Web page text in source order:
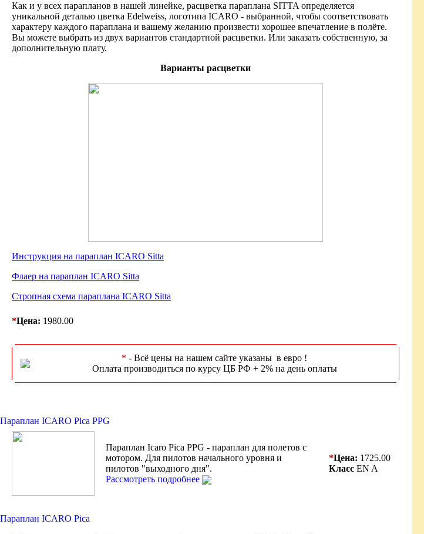
Как и у всех парапланов в нашей линейке, расцветка параплана SITTA определяется
уникальной деталью цветка Edelweiss, логотипа ICARO - выбранной, чтобы соответствовать
характеру каждого параплана и вашему желанию произвести хорошее впечатление в полёте.
Вы можете выбрать из двух вариантов стандартной расцветки. Или заказать собственную, за
дополнительную плату.
Варианты расцветки
Инструкция на параплан ICARO Sitta
Флаер на параплан ICARO Sitta
Стропная схема параплана ICARO Sitta
*Цена: 1980.00
* - Всё цены на нашем сайте указаны в евро !
Оплата производиться по курсу ЦБ РФ + 2% на день оплаты
Параплан ICARO Pica PPG
Параплан Icaro Pica PPG - параплан для полетов с
мотором. Для пилотов начального уровня и
пилотов "выходного дня".
Рассмотреть подробнее
*Цена: 1725.00
Класс EN A
Параплан ICARO Pica